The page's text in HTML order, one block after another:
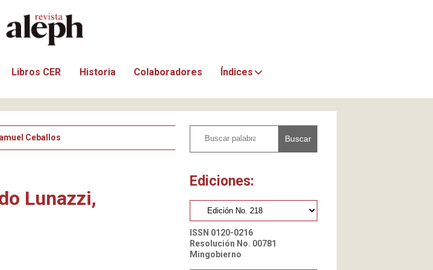
Libros CER Historia Colaboradores Índices
Ceballos
Lunazzi,
Buscar
Ediciones:
ISSN 0120-0216
Resolución No. 00781
Mingobierno